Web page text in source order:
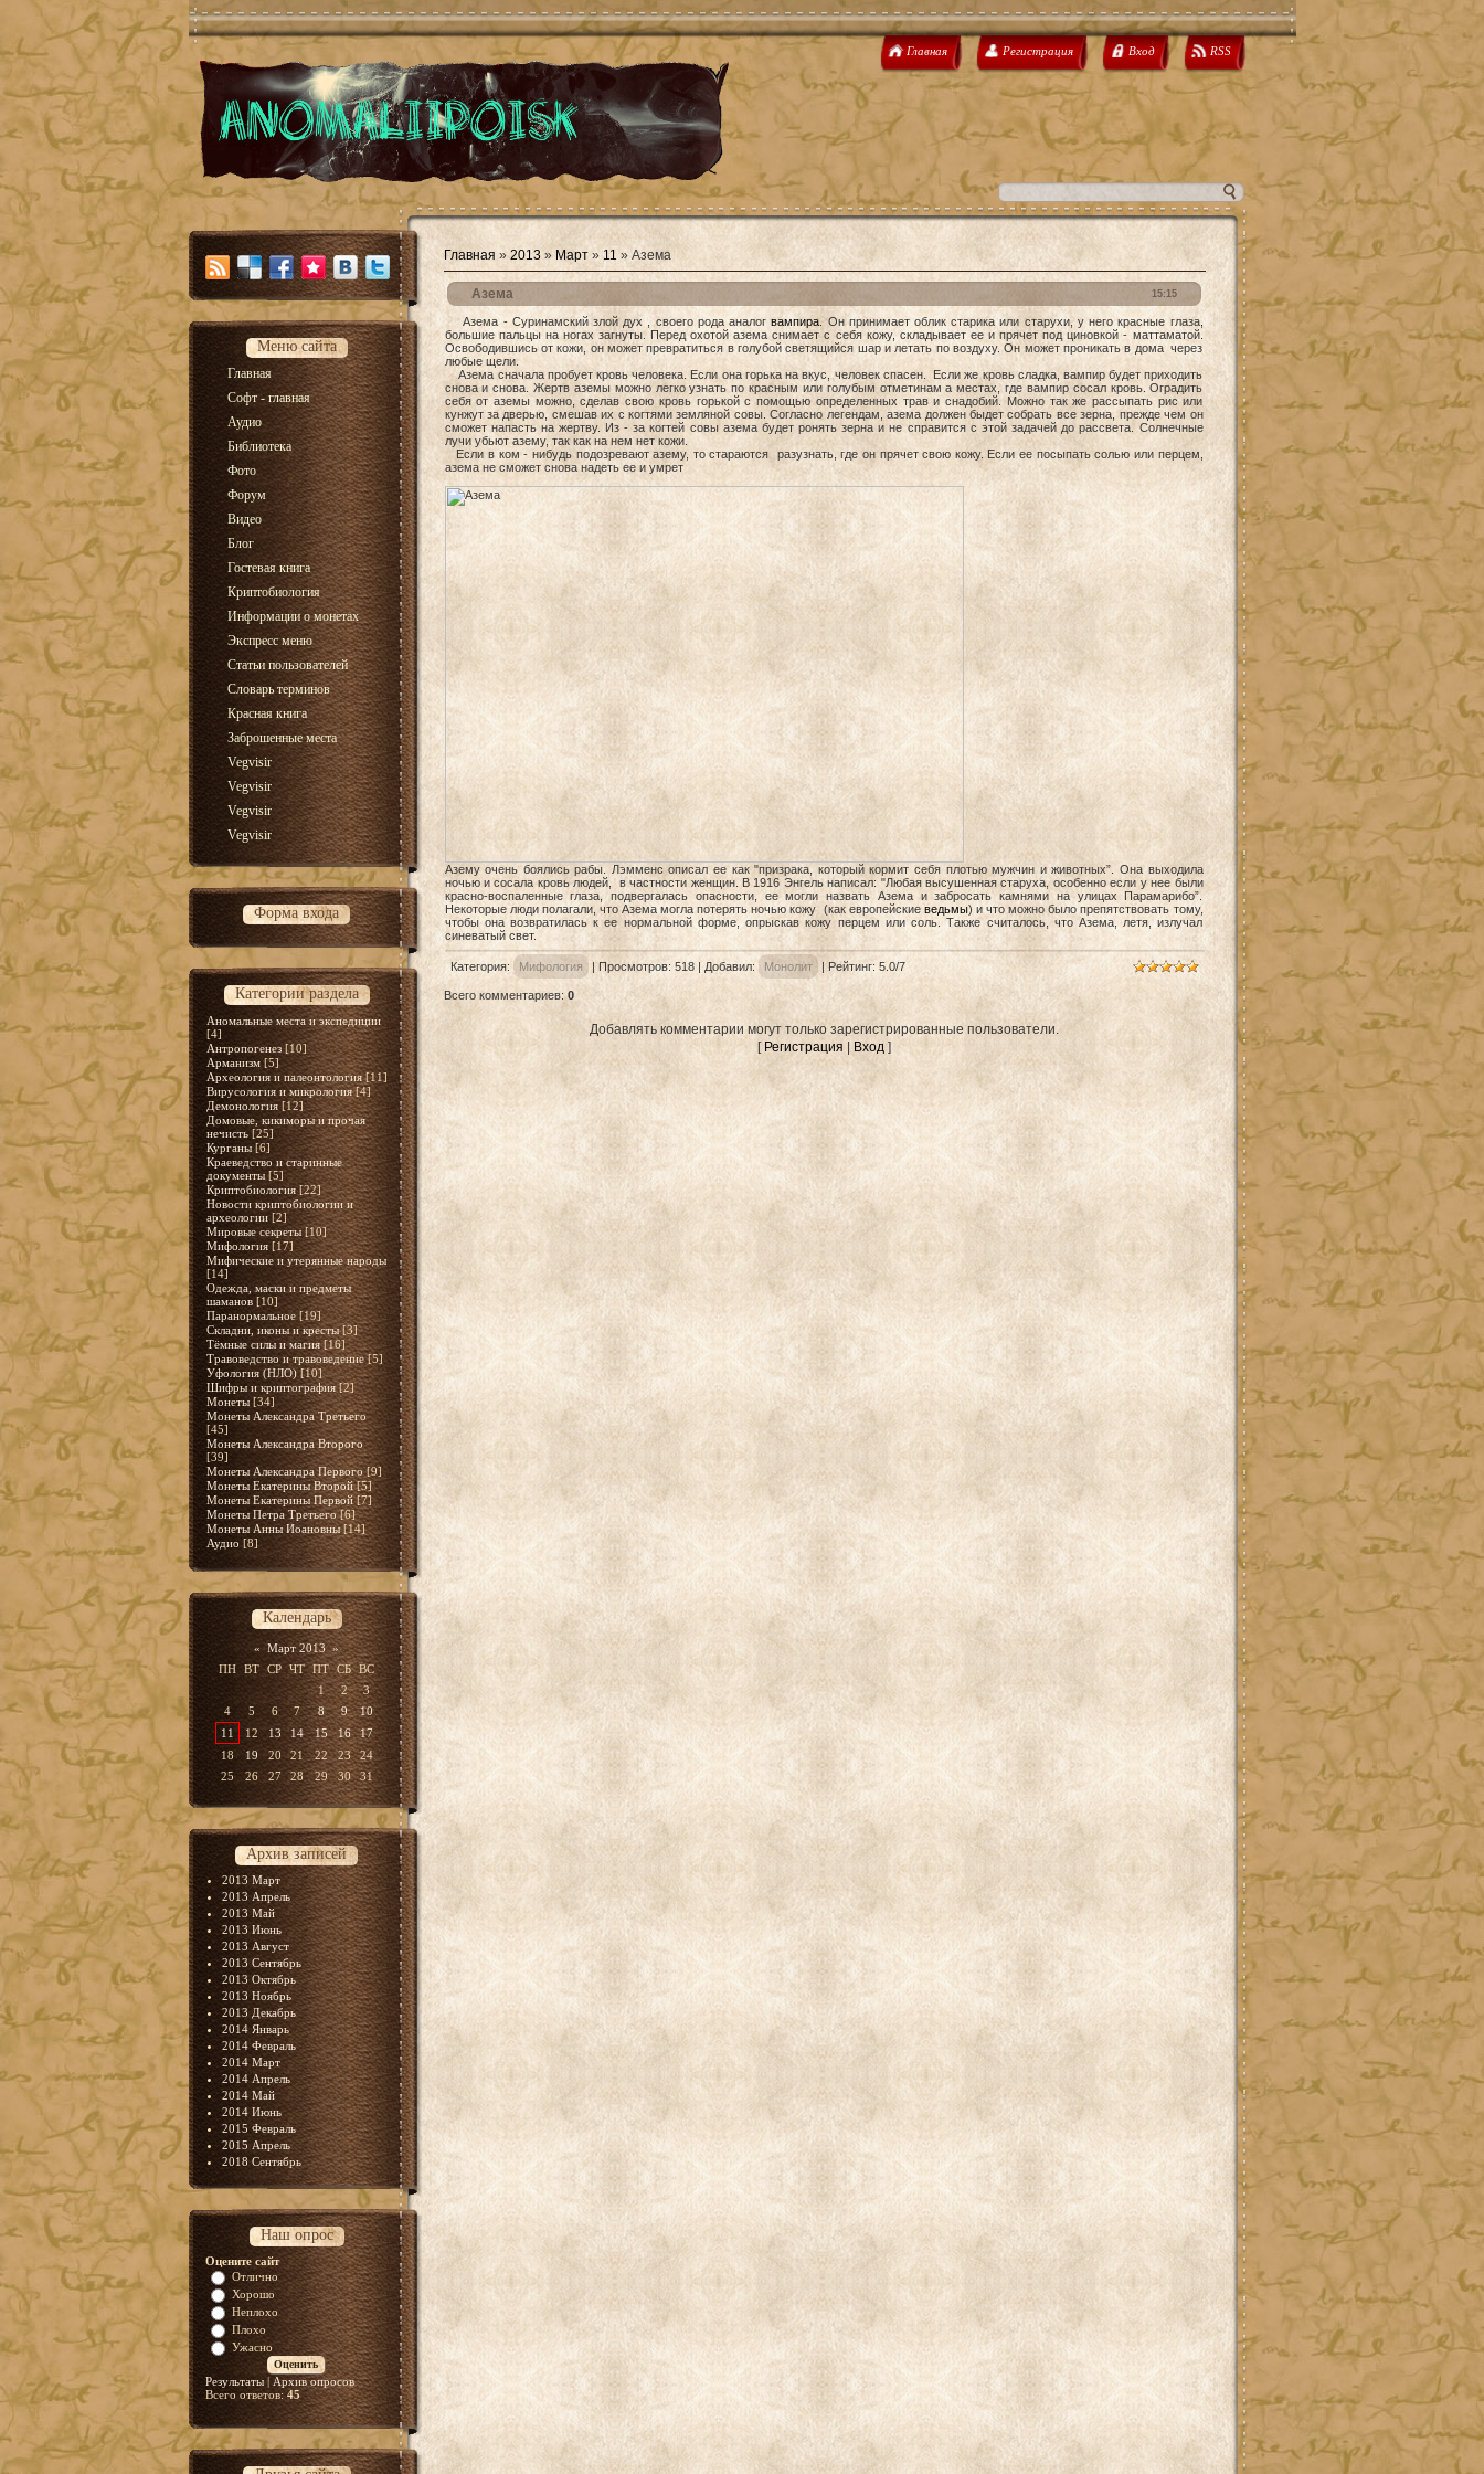
Главная Регистрация Вход RSS
Меню сайта
Главная
Софт - главная
Аудио
Библиотека
Фото
Форум
Видео
Блог
Гостевая книга
Криптобиология
Информации о монетах
Экспресс меню
Статьи пользователей
Словарь терминов
Красная книга
Заброшенные места
Vegvisir
Vegvisir
Vegvisir
Vegvisir
Форма входа
Категории раздела
Аномальные места и экспедиции
[4]
Антропогенез [10]
Арманизм [5]
Археология и палеонтология [11]
Вирусология и микрология [4]
Демонология [12]
Домовые, кикиморы и прочая
нечисть [25]
Курганы [6]
Краеведство и старинные
документы [5]
Криптобиология [22]
Новости криптобиологии и
археологии [2]
Мировые секреты [10]
Мифология [17]
Мифические и утерянные народы
[14]
Одежда, маски и предметы
шаманов [10]
Паранормальное [19]
Складни, иконы и кресты [3]
Тёмные силы и магия [16]
Травоведство и травоведение [5]
Уфология (НЛО) [10]
Шифры и криптография [2]
Монеты [34]
Монеты Александра Третьего
[45]
Монеты Александра Второго
[39]
Монеты Александра Первого [9]
Монеты Екатерины Второй [5]
Монеты Екатерины Первой [7]
Монеты Петра Третьего [6]
Монеты Анны Иоановны [14]
Аудио [8]
Календарь
« Март 2013 »
ПН ВТ СР ЧТ ПТ СБ ВС
1
2
3
4
5 6 7 8 9
10
11
12 13 14 15 16
17
18
19 20 21 22 23
24
25
26 27 28 29 30 31
Архив записей
2013 Март
2013 Апрель
2013 Май
2013 Июнь
2013 Август
2013 Сентябрь
2013 Октябрь
2013 Ноябрь
2013 Декабрь
2014 Январь
2014 Февраль
2014 Март
2014 Апрель
2014 Май
2014 Июнь
2015 Февраль
2015 Апрель
2018 Сентябрь
Наш опрос
Оцените сайт
Отлично
Хорошо
Неплохо
Плохо
Ужасно
Результаты| Архив опросов
Всего ответов:45
Главная » 2013 » Март » 11» Азема
15:15
Азема
Азема - Суринамский злой дух , своего рода аналогвампира. Он принимает облик старика или старухи, у него красные глаза,
большие пальцы на ногах загнуты. Перед охотой азема снимает с себя кожу, складывает ее и прячет под циновкой - маттаматой.
Освободившись от кожи, он может превратиться в голубой светящийся шар и летать по воздуху. Он может проникать в дома через
любые щели.
Азема сначала пробует кровь человека. Если она горька на вкус, человек спасен. Если же кровь сладка, вампир будет приходить
снова и снова. Жертв аземы можно легко узнать по красным или голубым отметинам а местах, где вампир сосал кровь. Оградить
себя от аземы можно, сделав свою кровь горькой с помощью определенных трав и снадобий. Можно так же рассыпать рис или
кунжут за дверью, смешав их с когтями земляной совы. Согласно легендам, азема должен быдет собрать все зерна, прежде чем он
сможет напасть на жертву. Из - за когтей совы азема будет ронять зерна и не справится с этой задачей до рассвета. Солнечные
лучи убьют азему, так как на нем нет кожи.
Если в ком - нибудь подозревают азему, то стараются разузнать, где он прячет свою кожу. Если ее посыпать солью или перцем,
азема не сможет снова надеть ее и умрет
Азему очень боялись рабы. Лэмменс описал ее как "призрака, который кормит себя плотью мужчин и животных”. Она выходила
ночью и сосала кровь людей, в частности женщин. В 1916 Энгель написал: "Любая высушенная старуха, особенно если у нее были
красно-воспаленные глаза, подвергалась опасности, ее могли назвать Азема и забросать камнями на улицах Парамарибо”.
Некоторые люди полагали, что Азема могла потерять ночью кожу (как европейскиеведьмы) и что можно было препятствовать тому,
чтобы она возвратилась к ее нормальной форме, опрыскав кожу перцем или соль. Также считалось, что Азема, летя, излучал
синеватый свет.
Категория: Мифология | Просмотров: 518 | Добавил: Монолит | Рейтинг: 5.0/7
Всего комментариев:0
Добавлять комментарии могут только зарегистрированные пользователи.
[ Регистрация Вход ]